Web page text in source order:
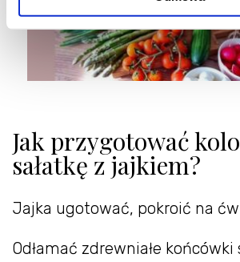
Jak przygotować
sałatkę z jajkiem?
Jajka ugotować, pokroić na
Odłamać zdrewniałe końcówki